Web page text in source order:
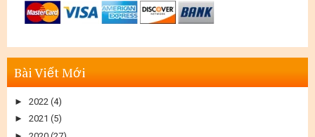
Bài Viết Mới
► 2022 (4)
► 2021 (5)